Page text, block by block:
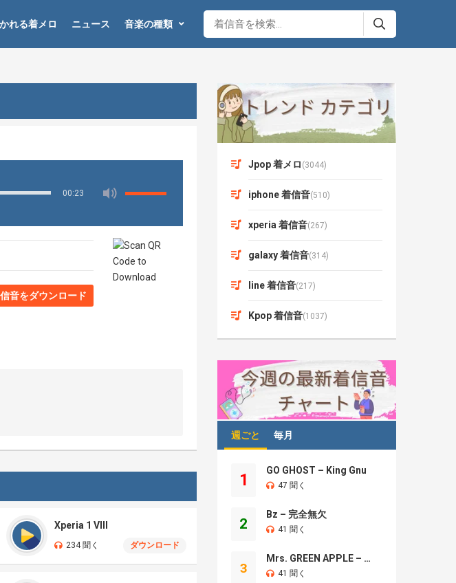
れる着メロ ニュース 音楽の種類
00:23
音をダウンロード
Xperia 1 VIII
234 聞く ダウンロード
Jpop 着メロ (3044)
iphone 着信音(510)
xperia 着信音(267)
galaxy 着信音(314)
line 着信音(217)
Kpop 着信音(1037)
週ごと 毎月
1
GO GHOST – King Gnu
47 聞く
2
Bz – 完全無欠
41 聞く
3
Mrs. GREEN APPLE – Brand New
41 聞く